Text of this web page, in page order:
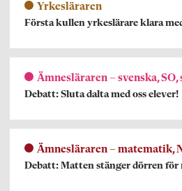
Yrkesläraren
Första kullen yrkeslärare klara
Ämnesläraren – svenska, SO,
Debatt: Sluta dalta med oss elever!
Ämnesläraren – matematik,
Debatt: Matten stänger dörren för